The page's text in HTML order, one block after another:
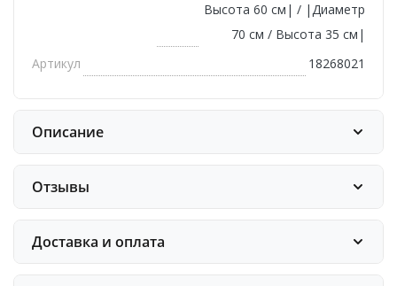
Высота 60 см| / |Диаметр
70 см / Высота 35 см|
Артикул
18268021
Описание
Отзывы
Доставка и оплата